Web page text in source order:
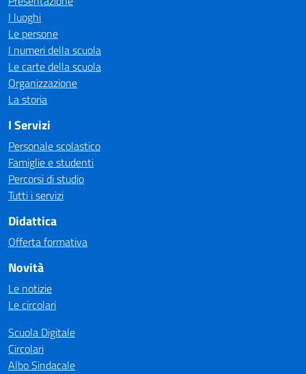
I luoghi
Le persone
I numeri della scuola
Le carte della scuola
Organizzazione
La storia
I Servizi
Personale scolastico
Famiglie e studenti
Percorsi di studio
Tutti i servizi
Didattica
Offerta formativa
Novità
Le notizie
Le circolari
Scuola Digitale
Circolari
Albo Sindacale